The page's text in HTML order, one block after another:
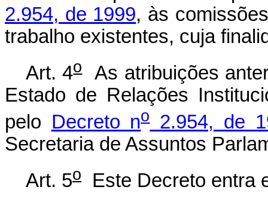
2.954, de 1999, às
trabalho existentes, cuja
Art. 4oAs atribuições
Estado de Relações
pelo Decreto no2.954, de
Secretaria de Assuntos
Art. 5o
Este Decreto entra